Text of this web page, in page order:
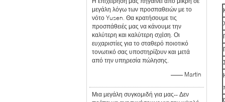
μεγάλη λόγω των προσπαθειών με το
νότο Yusen. Θα κρατήσουμε τις
προσπάθειές μας να κάνουμε την
καλύτερη και καλύτερη σχέση. Οι
ευχαριστίες για το σταθερό ποιοτικό
τονωτικό σας υποστηρίζουν και μετά
από την υπηρεσία πώλησης.
—— Martin
Μια μεγάλη συγκομιδή για μας-- Δεν